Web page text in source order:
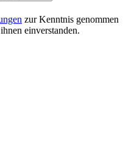
zur Kenntnis genommen
einverstanden.